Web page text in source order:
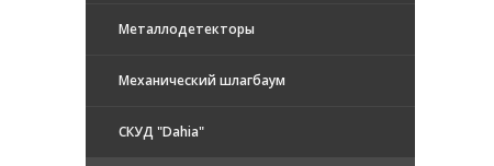
Металлодетекторы
Механический шлагбаум
СКУД "Dahia"